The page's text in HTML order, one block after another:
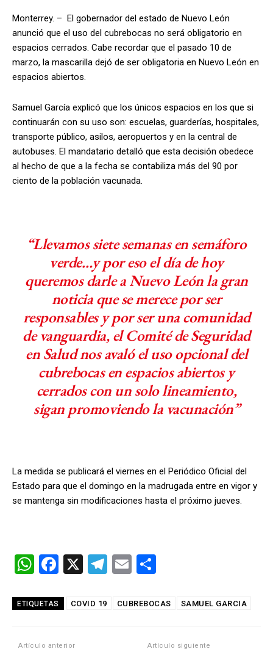
Monterrey. – El gobernador del estado de Nuevo León
anunció que el uso del cubrebocas no será obligatorio en
espacios cerrados. Cabe recordar que el pasado 10 de
marzo, la mascarilla dejó de ser obligatoria en Nuevo León en
espacios abiertos.
Samuel García explicó que los únicos espacios en los que si
continuarán con su uso son: escuelas, guarderías, hospitales,
transporte público, asilos, aeropuertos y en la central de
autobuses. El mandatario detalló que esta decisión obedece
al hecho de que a la fecha se contabiliza más del 90 por
ciento de la población vacunada.
“Llevamos siete semanas en semáforo
verde…y por eso el día de hoy
queremos darle a Nuevo León la gran
noticia que se merece por ser
responsables y por ser una comunidad
de vanguardia, el Comité de Seguridad
en Salud nos avaló el uso opcional del
cubrebocas en espacios abiertos y
cerrados con un solo lineamiento,
sigan promoviendo la vacunación”
La medida se publicará el viernes en el Periódico Oficial del
Estado para que el domingo en la madrugada entre en vigor y
se mantenga sin modificaciones hasta el próximo jueves.
W
at
A
F
ce
o
X
T
E
ail m
ar
ETIQUETAS COVID 19 CUBREBOCAS SAMUEL GARCIA
Artículo anterior Artículo siguiente